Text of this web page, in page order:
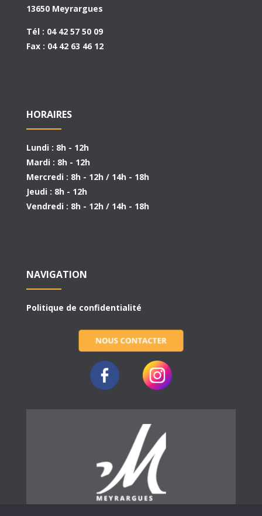
13650 Meyrargues
Tél : 04 42 57 50 09
Fax : 04 42 63 46 12
HORAIRES
Lundi : 8h - 12h
Mardi : 8h - 12h
Mercredi : 8h - 12h / 14h - 18h
Jeudi : 8h - 12h
Vendredi : 8h - 12h / 14h - 18h
NAVIGATION
Politique de confidentialité